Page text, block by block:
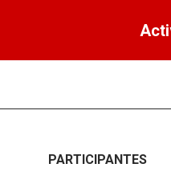
PARTICIPANTES